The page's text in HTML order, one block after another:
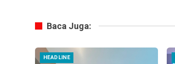
Baca Juga:
HEADLINE